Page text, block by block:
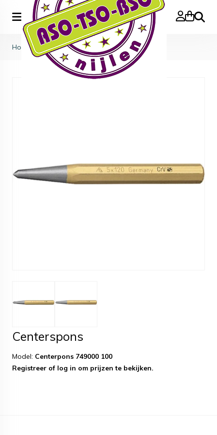
Zoeken
Home> Centerspons
Centerspons
Model: Centerpons 749000 100
Registreer of log in om prijzen te bekijken.